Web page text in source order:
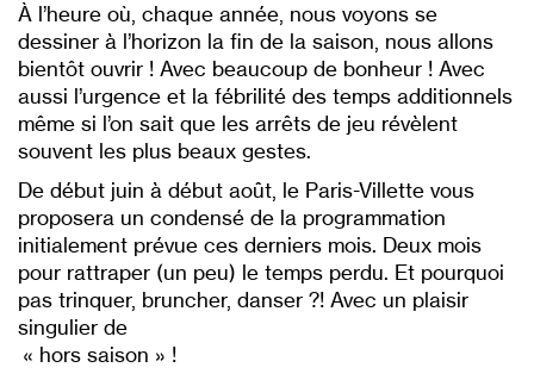
À l’heure où, chaque année, nous voyons se
dessiner à l’horizon la fin de la saison, nous allons
bientôt ouvrir ! Avec beaucoup de bonheur ! Avec
aussi l’urgence et la fébrilité des temps additionnels
même si l’on sait que les arrêts de jeu révèlent
souvent les plus beaux gestes.
De début juin à début août, le Paris-Villette vous
proposera un condensé de la programmation
initialement prévue ces derniers mois. Deux mois
pour rattraper (un peu) le temps perdu. Et pourquoi
pas trinquer, bruncher, danser ?! Avec un plaisir
singulier de
« hors saison » !